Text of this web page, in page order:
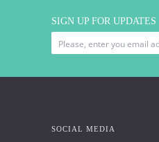
SIGN UP FOR UPDATES
SOCIAL MEDIA